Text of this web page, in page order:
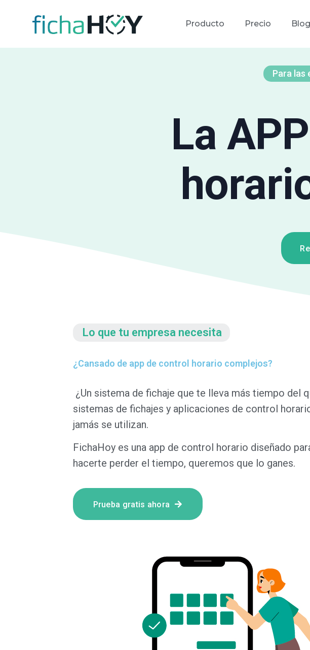
Producto Precio Blog
Para las
La
Lo que tu empresa necesita
¿Cansado de app de control horario complejos?
¿Un sistema de fichaje que te lleva más tiempo del
sistemas de fichajes y aplicaciones de control
jamás se utilizan.
FichaHoy es una app de control horario diseñado
hacerte perder el tiempo, queremos que lo ganes.
Prueba gratis ahora